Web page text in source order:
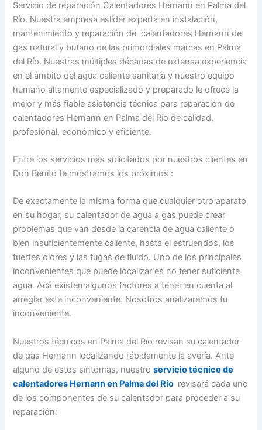
Servicio de reparación Calentadores Hernann en Palma del
Río. Nuestra empresa eslíder experta en instalación,
mantenimiento y reparación de calentadores Hernann de
gas natural y butano de las primordiales marcas en Palma
del Río. Nuestras múltiples décadas de extensa experiencia
en el ámbito del agua caliente sanitaria y nuestro equipo
humano altamente especializado y preparado le ofrece la
mejor y más fiable asistencia técnica para reparación de
calentadores Hernann en Palma del Río de calidad,
profesional, económico y eficiente.
Entre los servicios más solicitados por nuestros clientes en
Don Benito te mostramos los próximos :
De exactamente la misma forma que cualquier otro aparato
en su hogar, su calentador de agua a gas puede crear
problemas que van desde la carencia de agua caliente o
bien insuficientemente caliente, hasta el estruendos, los
fuertes olores y las fugas de fluido. Uno de los principales
inconvenientes que puede localizar es no tener suficiente
agua. Acá existen algunos factores a tener en cuenta al
arreglar este inconveniente. Nosotros analizaremos tu
inconveniente.
Nuestros técnicos en Palma del Río revisan su calentador
de gas Hernann localizando rápidamente la avería. Ante
alguno de estos síntomas, nuestroservicio técnico de
calentadores Hernann en Palma del Río revisará cada uno
de los componentes de su calentador para proceder a su
reparación: